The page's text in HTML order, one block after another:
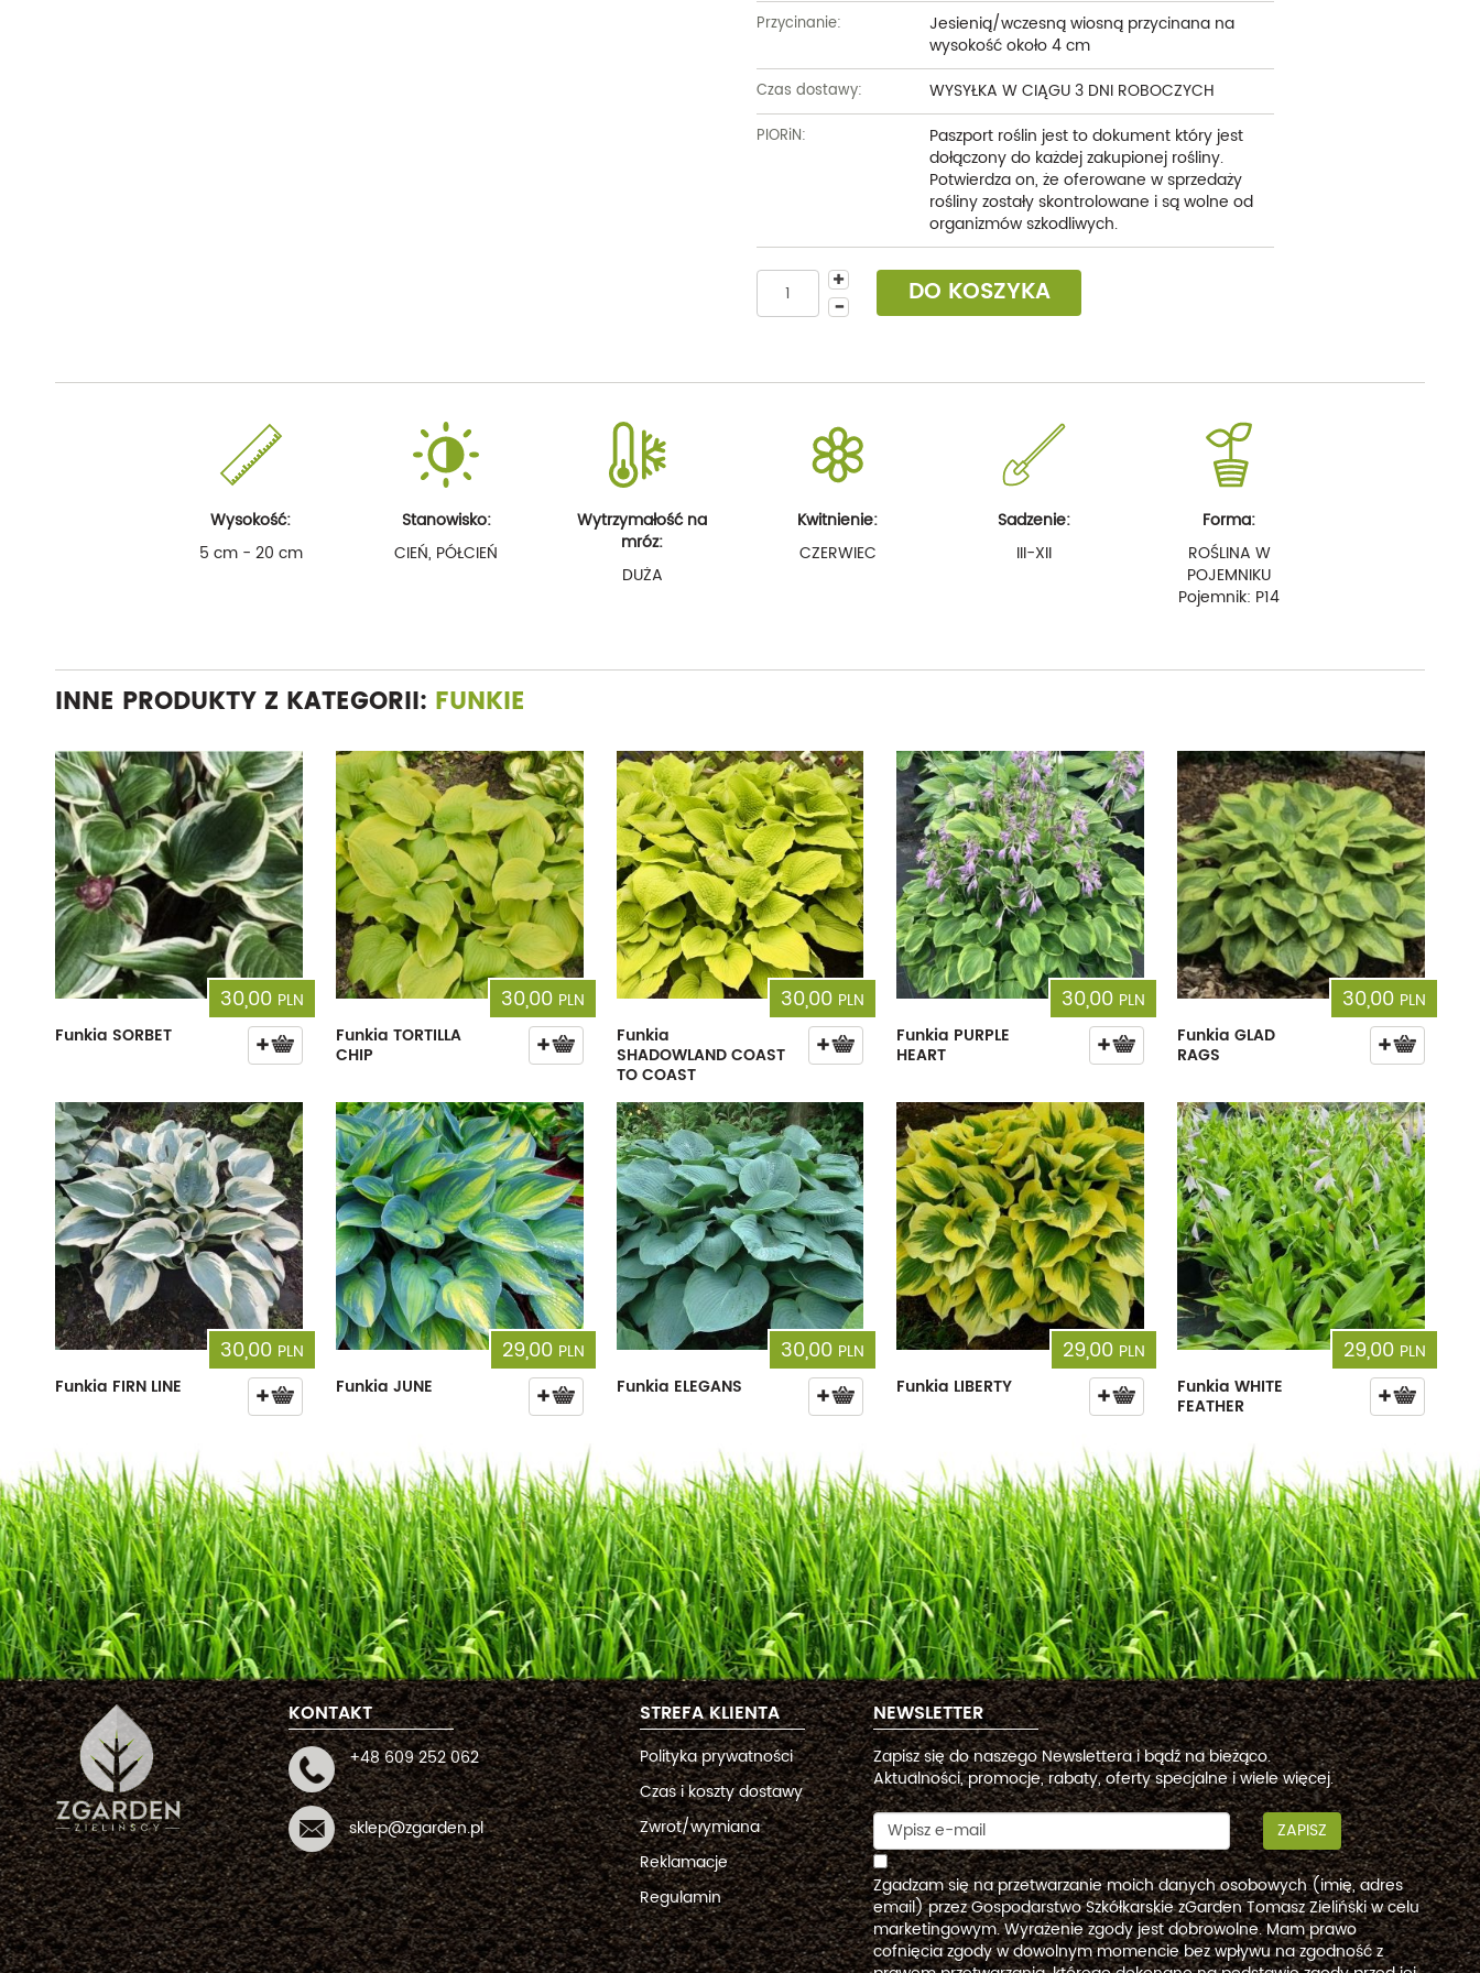
Przycinanie:
Jesienią/wczesną wiosną przycinana na
wysokość około 4 cm
Czas dostawy: WYSYŁKA W CIĄGU 3 DNI ROBOCZYCH
PIORiN:
Paszport roślin jest to dokument który jest
dołączony do każdej zakupionej rośliny.
Potwierdza on, że oferowane w sprzedaży
rośliny zostały skontrolowane i są wolne od
organizmów szkodliwych.
DO KOSZYKA
Wysokość:
5 cm - 20 cm
Stanowisko:
CIEŃ, PÓŁCIEŃ
Wytrzymałość na
mróz:
DUŻA
Kwitnienie:
CZERWIEC
Sadzenie:
III-XII
Forma:
ROŚLINA W
POJEMNIKU
Pojemnik: P14
INNE PRODUKTY Z KATEGORII: FUNKIE
30,00 PLN
Funkia SORBET
30,00 PLN
Funkia TORTILLA
CHIP
30,00 PLN
Funkia
SHADOWLAND COAST
TO COAST
30,00 PLN
Funkia PURPLE
HEART
30,00 PLN
Funkia GLAD
RAGS
30,00 PLN
Funkia FIRN LINE
29,00 PLN
Funkia JUNE
30,00 PLN
Funkia ELEGANS
29,00 PLN
Funkia LIBERTY
29,00 PLN
Funkia WHITE
FEATHER
KONTAKT
+48 609 252 062
sklep@zgarden.pl
STREFA KLIENTA
Polityka prywatności
Czas i koszty dostawy
Zwrot/wymiana
Reklamacje
Regulamin
NEWSLETTER
Zapisz się do naszego Newslettera i bądź na bieżąco.
Aktualności, promocje, rabaty, oferty specjalne i wiele więcej.
ZAPISZ
Zgadzam się na przetwarzanie moich danych osobowych (imię, adres
email) przez Gospodarstwo Szkółkarskie zGarden Tomasz Zieliński w celu
marketingowym. Wyrażenie zgody jest dobrowolne. Mam prawo
cofnięcia zgody w dowolnym momencie bez wpływu na zgodność z